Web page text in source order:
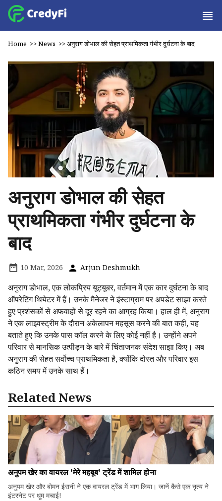
Home >>News >>अनुराग डोभाल की सेहत प्राथमिकता गंभीर दुर्घटना के बाद
अनुराग डोभाल की सेहत
प्राथमिकता गंभीर दुर्घटना के
बाद
10 Mar, 2026 Arjun Deshmukh
अनुराग डोभाल, एक लोकप्रिय यूट्यूबर, वर्तमान में एक कार दुर्घटना के बाद
ऑपरेटिंग थियेटर में हैं। उनके मैनेजर ने इंस्टाग्राम पर अपडेट साझा करते
हुए प्रशंसकों से अफवाहों से दूर रहने का आग्रह किया। हाल ही में, अनुराग
ने एक लाइवस्ट्रीम के दौरान अकेलापन महसूस करने की बात कही, यह
बताते हुए कि उनके पास कॉल करने के लिए कोई नहीं है। उन्होंने अपने
परिवार से मानसिक उत्पीड़न के बारे में चिंताजनक संदेश साझा किए। अब
अनुराग की सेहत सर्वोच्च प्राथमिकता है, क्योंकि दोस्त और परिवार इस
कठिन समय में उनके साथ हैं।
Related News
अनुपम खेर का वायरल 'मेरे महबूब' ट्रेंड में शामिल होना
अनुपम खेर और बोमन ईरानी ने एक वायरल ट्रेंड में भाग लिया। जानें कैसे एक नृत्य ने
इंटरनेट पर धूम मचाई!